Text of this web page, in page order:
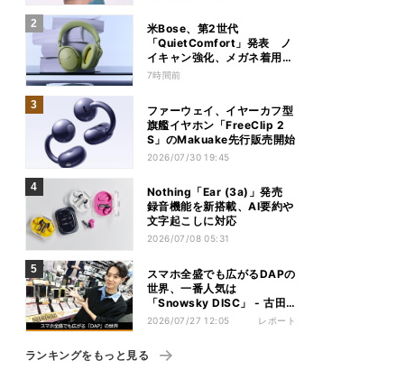
米Bose、第2世代
「QuietComfort」発表 ノ
イキャン強化、メガネ着用時
の低下を抑制
7時間前
ファーウェイ、イヤーカフ型
旗艦イヤホン「FreeClip 2
S」のMakuake先行販売開始
2026/07/30 19:45
Nothing「Ear (3a)」発売
録音機能を新搭載、AI要約や
文字起こしに対応
2026/07/08 05:31
スマホ全盛でも広がるDAPの
世界、一番人気は
「Snowsky DISC」 - 古田
雄介の家電トレンド通信
2026/07/27 12:05 レポート
ランキングをもっと見る